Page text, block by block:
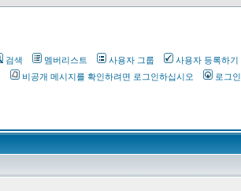
검색 멤버리스트 사용자 그룹
사용자 등록하기
비공개 메시지를 확인하려면 로그인하십시오 로그인